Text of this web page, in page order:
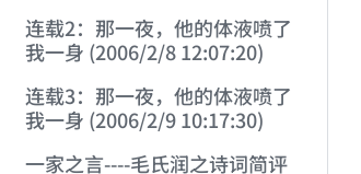
连载2：那一夜，他的体液喷了
我一身 (2006/2/8 12:07:20)
连载3：那一夜，他的体液喷了
我一身 (2006/2/9 10:17:30)
一家之言----毛氏润之诗词简评